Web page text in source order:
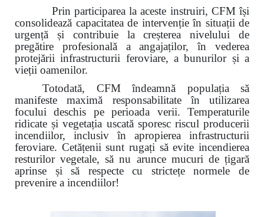
Prin participarea la aceste instruiri, CFM își
consolidează capacitatea de intervenție în situații de
urgență și contribuie la creșterea nivelului de
pregătire profesională a angajaților, în vederea
protejării infrastructurii feroviare, a bunurilor și a
vieții oamenilor.
Totodată, CFM îndeamnă populația să
manifeste maximă responsabilitate în utilizarea
focului deschis pe perioada verii. Temperaturile
ridicate și vegetația uscată sporesc riscul producerii
incendiilor, inclusiv în apropierea infrastructurii
feroviare. Cetățenii sunt rugați să evite incendierea
resturilor vegetale, să nu arunce mucuri de țigară
aprinse și să respecte cu strictețe normele de
prevenire a incendiilor!